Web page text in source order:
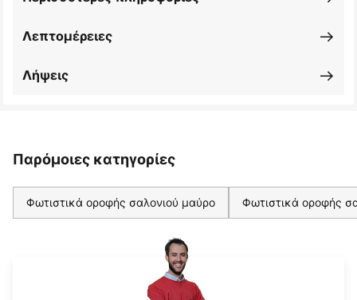
Λεπτομέρειες
Λήψεις
Παρόμοιες κατηγορίες
Φωτιστικά οροφής σαλονιού μαύρο Φωτιστικά οροφής